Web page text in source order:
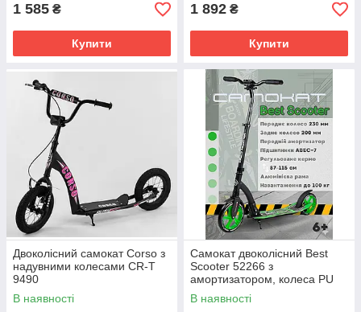
1 585 ₴
Купити
1 892 ₴
Купити
Двоколісний самокат Corso з
надувними колесами CR-T
9490
В наявності
Самокат двоколісний Best
Scooter 52266 з
амортизатором, колеса PU
230/200 мм, підшипники
ABEC-7, алюмінієва рама,
В наявності